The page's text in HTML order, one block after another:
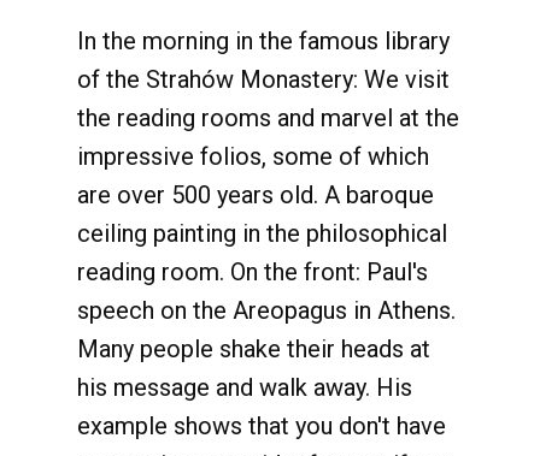
In the morning in the famous library
of the Strahów Monastery: We visit
the reading rooms and marvel at the
impressive folios, some of which
are over 500 years old. A baroque
ceiling painting in the philosophical
reading room. On the front: Paul's
speech on the Areopagus in Athens.
Many people shake their heads at
his message and walk away. His
example shows that you don't have